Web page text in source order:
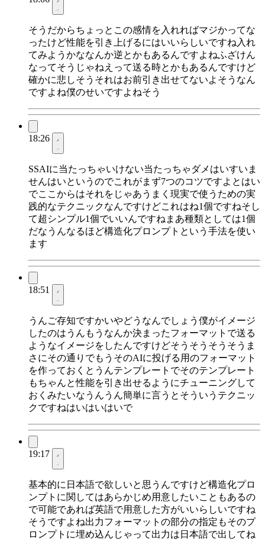
そうだからちょっとこの感情を入れればマジかってな
ったけど性能を引き上げるにはいいらしいですね入れ
てみようかななんか逆とかもあるんですよねふざけん
なってそうじゃねえって送る時とかもあるんですけど
確かに悲しそうそれはお前引き出せてないよそうなん
ですよね僕のせいですよねそう
18:26
SSAIに当たっちゃいけない当たっちゃダメはいすいま
せんはいというのでこれがまず7つのコツですよとはい
でここからはそれをじゃあうまく現実で使うための実
践的なテクニックなんですけどこれはね1個ですねそし
て超シンプル1個でいいんですねまあ種類としては1個
だなうんなるほど構造化プロンプトという手法を使い
ます
18:51
うんご存知ですかいやどうなんでしょう僕がイメージ
したのはうんもうなんか決まったフォーマットで送る
ようなイメージをしたんですけどそうそうそうそうま
さにその通りでもうそのAIに投げる用のフォーマット
を作っておくとうんテンプレートでそのテンプレート
もちゃんと性能を引き出せるようにチューニングして
おくみたいなうんうん簡単に言うとそういうテクニッ
クですねはいはいはいで
19:17
基本的に日本語で欲しいと思うんですけど構造化プロ
ンプトに関してはあらかじめ用意したいこともあるの
で可能であれば英語で用意した方がいいらしいですね
そうですよね出力フォーマットの部分の指定もそのプ
ロンプトに埋め込んじゃって出力は日本語で出してね